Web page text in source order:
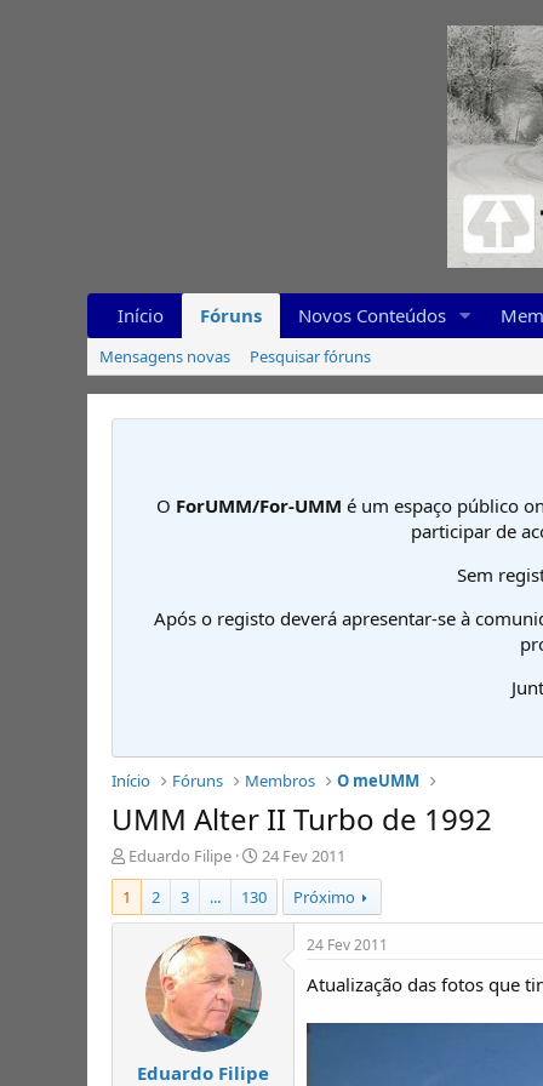
Início Fóruns Novos Conteúdos
Mensagens novas Pesquisar fóruns
O ForUMM/For-UMM é um espaço público
participar de
Sem
Após o registo deverá apresentar-se à
Início Fóruns Membros O meUMM
UMM Alter II Turbo de 1992
I
n
i
c
Eduardo Filipe
D
a
t
a
i
n
i
24 Fev 2011
1
2 3 ... 130 Próximo
Eduardo Filipe
24 Fev 2011
Atualização das fotos que